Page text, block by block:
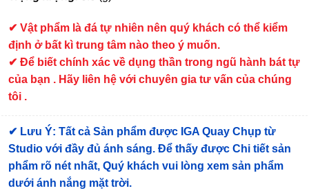
✔ Vật phẩm là đá tự nhiên nên quý khách có thể kiểm
định ở bất kì trung tâm nào theo ý muốn.
✔ Để biết chính xác về dụng thần trong ngũ hành bát tự
của bạn . Hãy liên hệ với chuyên gia tư vấn của chúng
tôi .
✔ Lưu Ý: Tất cả Sản phẩm được IGA Quay Chụp từ
Studio với đầy đủ ánh sáng. Để thấy được Chi tiết sản
phẩm rõ nét nhất, Quý khách vui lòng xem sản phẩm
dưới ánh nắng mặt trời.